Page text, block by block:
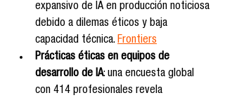
expansivo de IA en producción noticiosa
debido a dilemas éticos y baja
capacidad técnica. Frontiers
Prácticas éticas en equipos de
desarrollo de IA: una encuesta global
con 414 profesionales revela